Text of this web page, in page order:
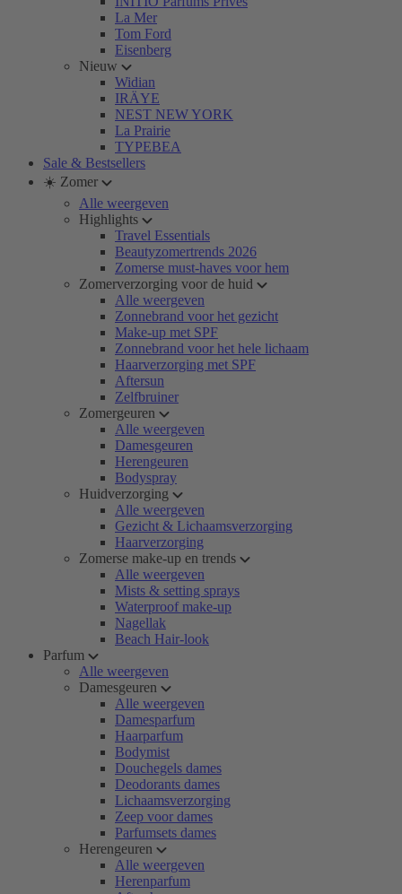
La Mer
Tom Ford
Eisenberg
Nieuw
Widian
IRÄYE
NEST NEW YORK
La Prairie
TYPEBEA
Sale & Bestsellers
☀️ Zomer
Alle weergeven
Highlights
Travel Essentials
Beautyzomertrends 2026
Zomerse must-haves voor hem
Zomerverzorging voor de huid
Alle weergeven
Zonnebrand voor het gezicht
Make-up met SPF
Zonnebrand voor het hele lichaam
Haarverzorging met SPF
Aftersun
Zelfbruiner
Zomergeuren
Alle weergeven
Damesgeuren
Herengeuren
Bodyspray
Huidverzorging
Alle weergeven
Gezicht & Lichaamsverzorging
Haarverzorging
Zomerse make-up en trends
Alle weergeven
Mists & setting sprays
Waterproof make-up
Nagellak
Beach Hair-look
Parfum
Alle weergeven
Damesgeuren
Alle weergeven
Damesparfum
Haarparfum
Bodymist
Douchegels dames
Deodorants dames
Lichaamsverzorging
Zeep voor dames
Parfumsets dames
Herengeuren
Alle weergeven
Herenparfum